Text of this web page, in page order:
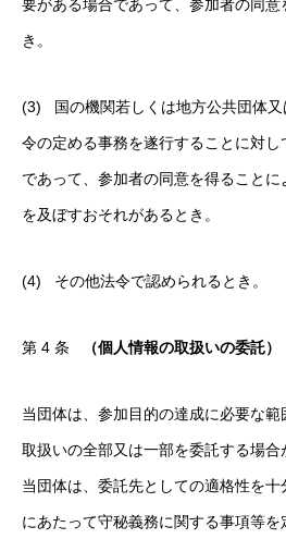
要がある場合であって、参加者の同意
き。
(3) 国の機関若しくは地方公共団体又
令の定める事務を遂行することに対
であって、参加者の同意を得ること
を及ぼすおそれがあるとき。
(4) その他法令で認められるとき。
第 4 条 （個人情報の取扱いの委託）
当団体は、参加目的の達成に必要な
取扱いの全部又は一部を委託する場合
当団体は、委託先としての適格性を
にあたって守秘義務に関する事項等